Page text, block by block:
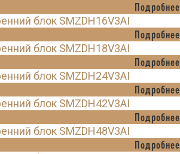
Подробнее
блок SMZDH16V3AI
Подробнее
блок SMZDH18V3AI
Подробнее
блок SMZDH24V3AI
Подробнее
блок SMZDH42V3AI
Подробнее
блок SMZDH48V3AI
Подробнее